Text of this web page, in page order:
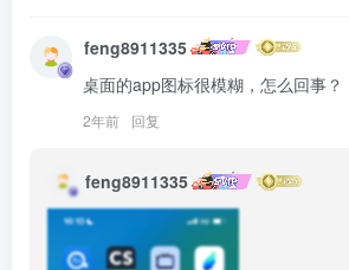
feng8911335
桌面的app图标很模糊，怎么回事？
2年前 回复
feng8911335